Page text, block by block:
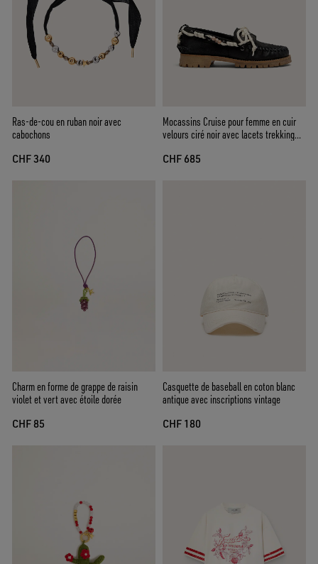
Ras-de-cou en ruban noir avec
cabochons
CHF 340
Mocassins Cruise pour femme en cuir
velours ciré noir avec lacets trekking
CHF 685
Charm en forme de grappe de raisin
violet et vert avec étoile dorée
CHF 85
Casquette de baseball en coton blanc
antique avec inscriptions vintage
CHF 180